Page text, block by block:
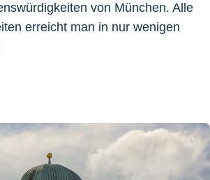
von München. Alle
erreicht man in nur wenigen